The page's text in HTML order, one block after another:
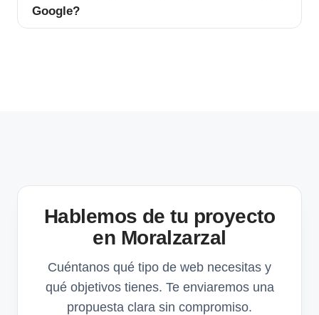
Google?
Hablemos de tu proyecto
en Moralzarzal
Cuéntanos qué tipo de web necesitas y
qué objetivos tienes. Te enviaremos una
propuesta clara sin compromiso.